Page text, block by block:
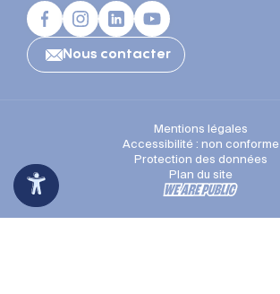
Nous contacter
Mentions légales
Accessibilité : non conforme
Protection des données
Plan du site